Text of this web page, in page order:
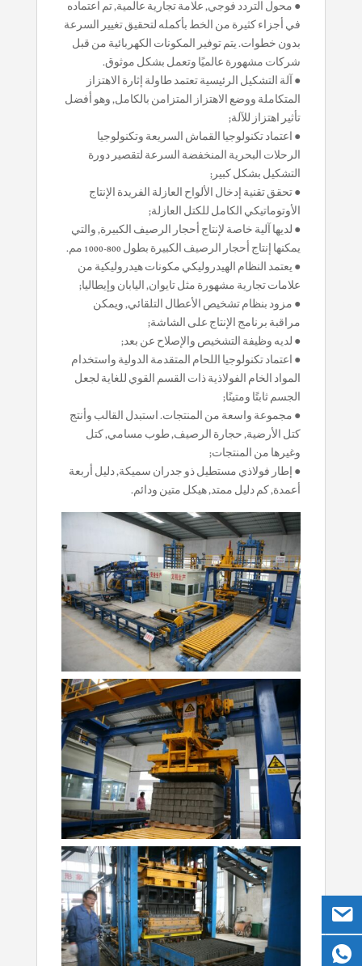
● محول التردد فوجي, علامة تجارية عالمية, تم اعتماده
في أجزاء كثيرة من الخط بأكمله لتحقيق تغيير السرعة
بدون خطوات. يتم توفير المكونات الكهربائية من قبل
شركات مشهورة عالميًا وتعمل بشكل موثوق.
● آلة التشكيل الرئيسية تعتمد طاولة إثارة الاهتزاز
المتكاملة ووضع الاهتزاز المتزامن بالكامل, وهو أفضل
تأثير اهتزاز للآلة;
● اعتماد تكنولوجيا القماش السريعة وتكنولوجيا
الرحلات البحرية المنخفضة السرعة لتقصير دورة
التشكيل بشكل كبير;
● تحقق تقنية إدخال الألواح العازلة الفريدة الإنتاج
الأوتوماتيكي الكامل للكتل العازلة;
● لديها آلية خاصة لإنتاج أحجار الرصيف الكبيرة, والتي
يمكنها إنتاج أحجار الرصيف الكبيرة بطول 800-1000 مم.
● يعتمد النظام الهيدروليكي مكونات هيدروليكية من
علامات تجارية مشهورة مثل تايوان, اليابان وإيطاليا;
● مزود بنظام تشخيص الأعطال التلقائي, ويمكن
مراقبة برنامج الإنتاج على الشاشة;
● لديه وظيفة التشخيص والإصلاح عن بعد;
● اعتماد تكنولوجيا اللحام المتقدمة الدولية واستخدام
المواد الخام الفولاذية ذات القسم القوي للغاية لجعل
الجسم ثابتًا ومتينًا;
● مجموعة واسعة من المنتجات. استبدل القالب وأنتج
كتل الأرضية, حجارة الرصيف, طوب مسامي, كتل
وغيرها من المنتجات;
● إطار فولاذي مستطيل ذو جدران سميكة, دليل أربعة
أعمدة, كم دليل ممتد, هيكل متين ودائم.